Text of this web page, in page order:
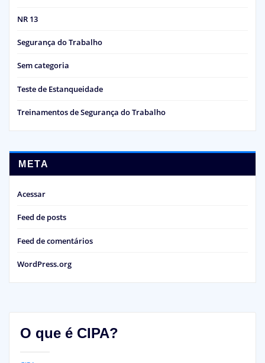
NR 13
Segurança do Trabalho
Sem categoria
Teste de Estanqueidade
Treinamentos de Segurança do Trabalho
META
Acessar
Feed de posts
Feed de comentários
WordPress.org
O que é CIPA?